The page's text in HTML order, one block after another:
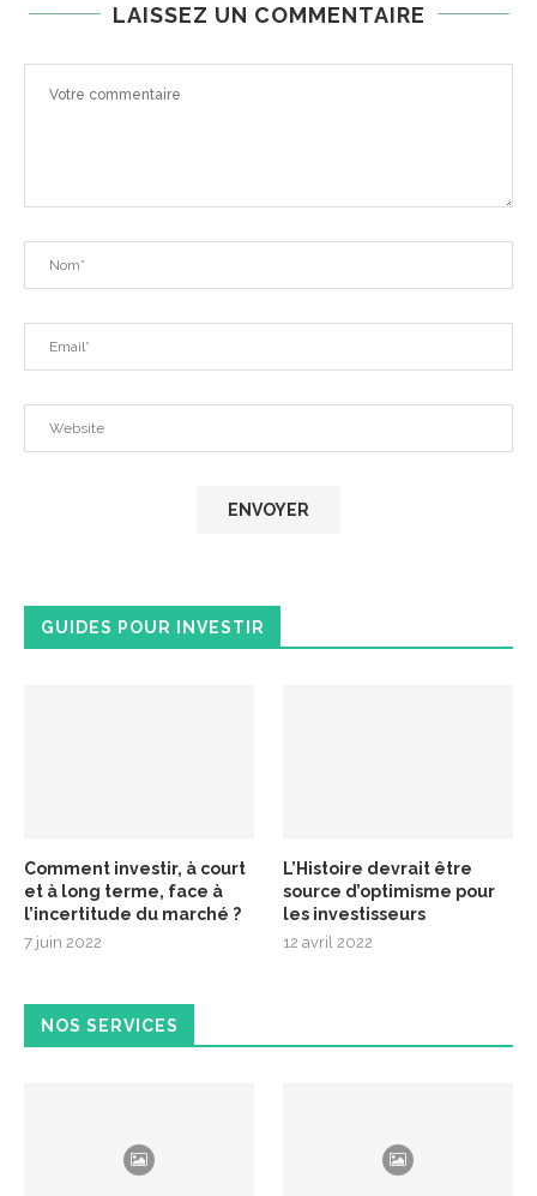
LAISSEZ UN COMMENTAIRE
GUIDES POUR INVESTIR
Comment investir, à court
et à long terme, face à
l’incertitude du marché ?
7 juin 2022
L’Histoire devrait être
source d’optimisme pour
les investisseurs
12 avril 2022
NOS SERVICES